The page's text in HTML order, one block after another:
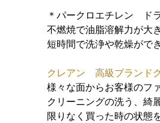
＊パークロエチレン ド
不燃焼で油脂溶解力が大
短時間で洗浄や乾燥がで
クレアン 高級ブランド
様々な面からお客様のフ
クリーニングの洗う、綺
限りなく買った時の状態